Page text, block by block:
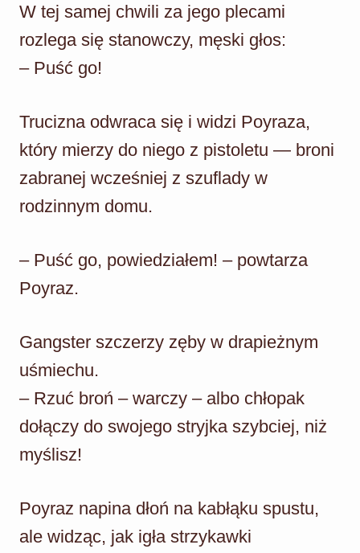
W tej samej chwili za jego plecami
rozlega się stanowczy, męski głos:
– Puść go!
Trucizna odwraca się i widzi Poyraza,
który mierzy do niego z pistoletu — broni
zabranej wcześniej z szuflady w
rodzinnym domu.
– Puść go, powiedziałem! – powtarza
Poyraz.
Gangster szczerzy zęby w drapieżnym
uśmiechu.
– Rzuć broń – warczy – albo chłopak
dołączy do swojego stryjka szybciej, niż
myślisz!
Poyraz napina dłoń na kabłąku spustu,
ale widząc, jak igła strzykawki